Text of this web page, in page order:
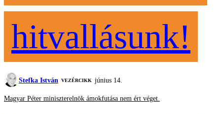
hitvallásunk!
Stefka István VEZÉRCIKK június 14.
Magyar Péter miniszterelnök ámokfutása nem ért véget.